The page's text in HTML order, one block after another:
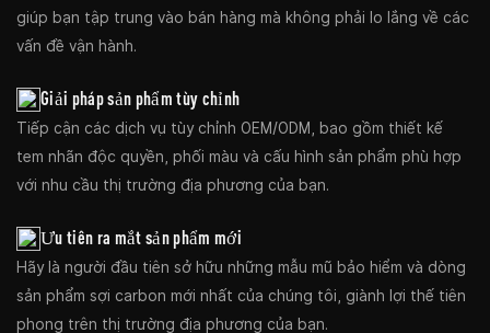
giúp bạn tập trung vào bán hàng mà không phải lo lắng về các
vấn đề vận hành.
Giải pháp sản phẩm tùy chỉnh
Tiếp cận các dịch vụ tùy chỉnh OEM/ODM, bao gồm thiết kế
tem nhãn độc quyền, phối màu và cấu hình sản phẩm phù hợp
với nhu cầu thị trường địa phương của bạn.
Ưu tiên ra mắt sản phẩm mới
Hãy là người đầu tiên sở hữu những mẫu mũ bảo hiểm và dòng
sản phẩm sợi carbon mới nhất của chúng tôi, giành lợi thế tiên
phong trên thị trường địa phương của bạn.